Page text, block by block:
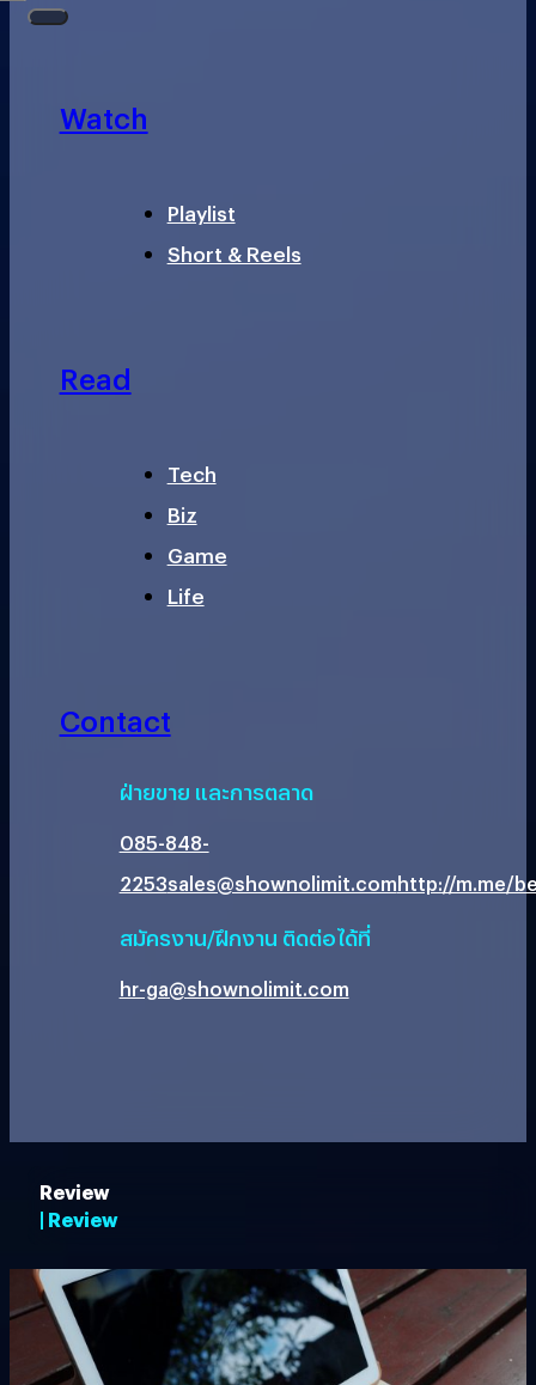
Watch
Playlist
Short & Reels
Read
Tech
Biz
Game
Life
Contact
ฝ่ายขาย และการตลาด
085-848-
2253sales@shownolimit.comhttp://m.me/
สมัครงาน/ฝึกงาน ติดต่อได้ที่
hr-ga@shownolimit.com
Review
| Review